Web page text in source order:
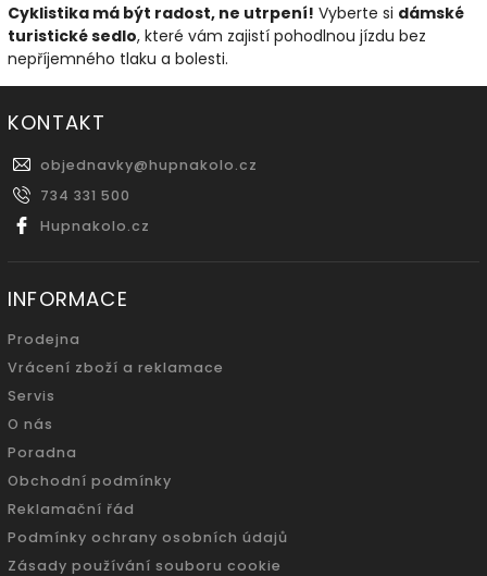
Cyklistika má být radost, ne utrpení! Vyberte si dámské
turistické sedlo, které vám zajistí pohodlnou jízdu bez
nepříjemného tlaku a bolesti.
KONTAKT
objednavky@hupnakolo.cz
734 331 500
Hupnakolo.cz
INFORMACE
Prodejna
Vrácení zboží a reklamace
Servis
O nás
Poradna
Obchodní podmínky
Reklamační řád
Podmínky ochrany osobních údajů
Zásady používání souboru cookie